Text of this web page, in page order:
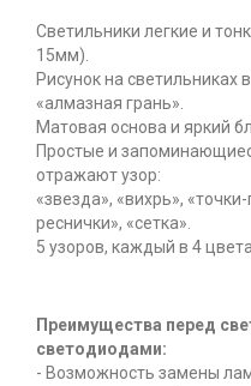
Светильники легкие и
15мм).
Рисунок на светильниках
«алмазная грань».
Матовая основа и яркий
Простые и
отражают узор:
«звезда», «вихрь»,
реснички», «сетка».
5 узоров, каждый в 4
Преимущества перед
светодиодами:
- Возможность замены